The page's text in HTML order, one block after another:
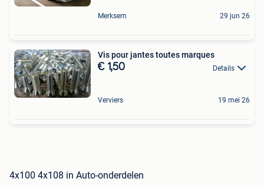
Merksem 29 jun 26
Vis pour jantes toutes marques
€ 1,50 Details
Verviers 19 mei 26
4x100 4x108 in Auto-onderdelen